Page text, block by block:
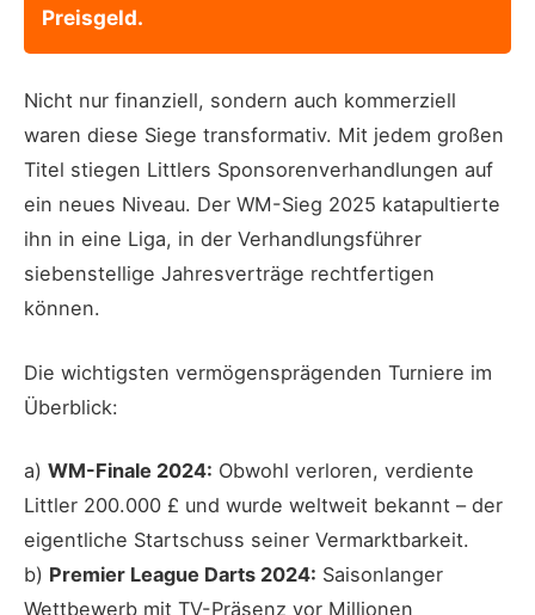
Preisgeld.
Nicht nur finanziell, sondern auch kommerziell
waren diese Siege transformativ. Mit jedem großen
Titel stiegen Littlers Sponsorenverhandlungen auf
ein neues Niveau. Der WM-Sieg 2025 katapultierte
ihn in eine Liga, in der Verhandlungsführer
siebenstellige Jahresverträge rechtfertigen
können.
Die wichtigsten vermögensprägenden Turniere im
Überblick:
a) WM-Finale 2024: Obwohl verloren, verdiente
Littler 200.000 £ und wurde weltweit bekannt – der
eigentliche Startschuss seiner Vermarktbarkeit.
b) Premier League Darts 2024: Saisonlanger
Wettbewerb mit TV-Präsenz vor Millionen